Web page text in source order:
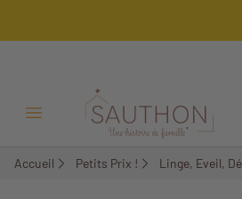
Ouvrir/Fermer menu
Accueil Petits Prix ! Linge, Eveil,